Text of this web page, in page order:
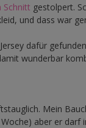
Schnitt gestolpert.
und dass war
dafür
wunderbar
Mein
aber er darf